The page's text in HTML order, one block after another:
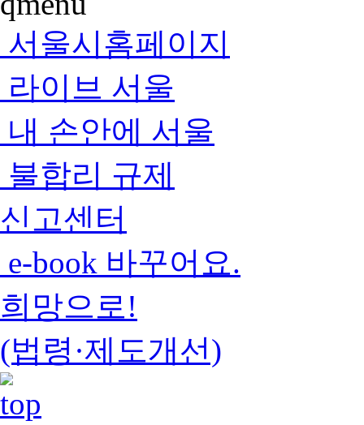
서울시홈페이지
라이브 서울
내 손안에 서울
불합리 규제
신고센터
e-book 바꾸어요.
희망으로!
(법령·제도개선)